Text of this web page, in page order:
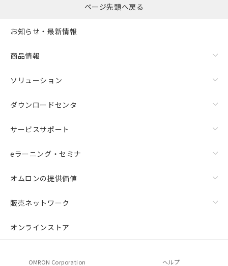
ページ先頭へ戻る
お知らせ・最新情報
商品情報
ソリューション
ダウンロードセンタ
サービスサポート
eラーニング・セミナ
オムロンの提供価値
販売ネットワーク
オンラインストア
OMRON Corporation ヘルプ